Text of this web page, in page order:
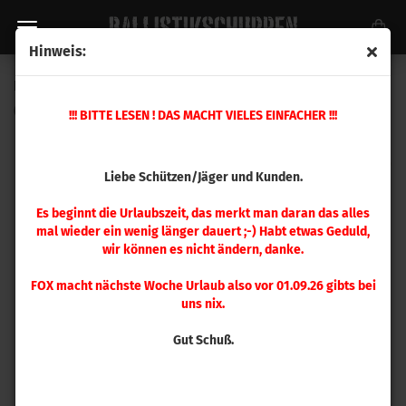
Hinweis:
!!! BITTE LESEN ! DAS MACHT VIELES EINFACHER !!!
Liebe Schützen/Jäger und Kunden.
Es beginnt die Urlaubszeit, das merkt man daran das alles
mal wieder ein wenig länger dauert ;-) Habt etwas Geduld,
wir können es nicht ändern, danke.
FOX macht nächste Woche Urlaub also vor 01.09.26 gibts bei
uns nix.
Gut Schuß.
177156)